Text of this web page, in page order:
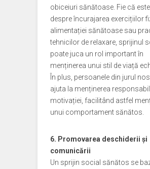
obiceiuri sănătoase. Fie că
despre încurajarea exercițiilor
alimentației sănătoase sau
tehnicilor de relaxare, sprijinul
poate juca un rol important în
menținerea unui stil de viață
În plus, persoanele din jurul
ajuta la menținerea
motivației, facilitând astfel
unui comportament sănătos.
6. Promovarea deschiderii și
comunicării
Un sprijin social sănătos se